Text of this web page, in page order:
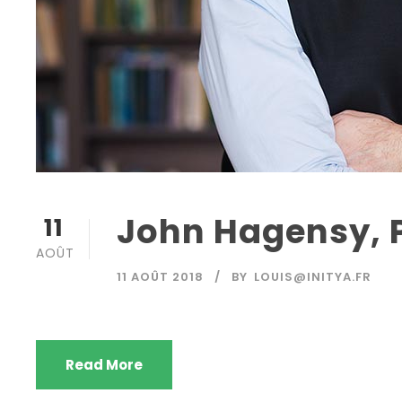
11
AOÛT John Hagensy,
11 AOÛT 2018 BY LOUIS@INITYA.FR
Read More